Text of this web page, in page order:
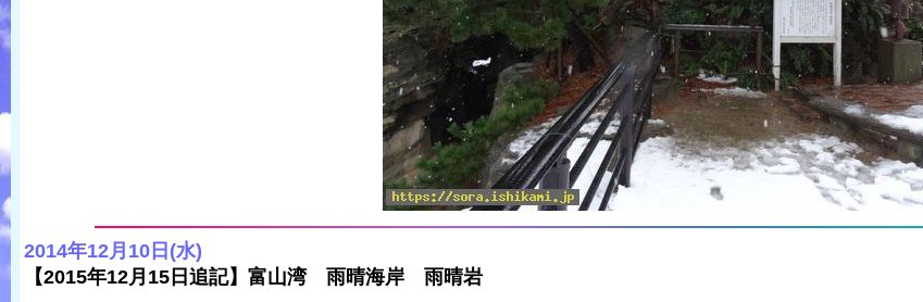
2014年12月10日(水)
【2015年12月15日追記】富山湾 雨晴海岸 雨晴岩